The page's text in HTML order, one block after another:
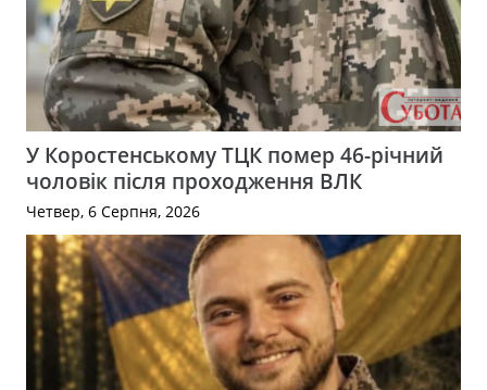
У Коростенському ТЦК помер 46-річний
чоловік після проходження ВЛК
Четвер, 6 Серпня, 2026